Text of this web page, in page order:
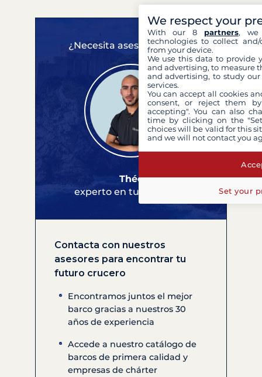
¿Necesita asesoramiento?
Théo
experto en tus cruceros
Contacta con nuestros
asesores para encontrar tu
futuro crucero
Encontramos juntos el mejor
barco gracias a nuestros 30
años de experiencia
Accede a nuestro catálogo de
barcos de primera calidad y
empresas de chárter
We respect your
With our 8 partners, we
technologies to collect
from your device.
We use this data to provide
and advertising, to measure
and advertising, to study
services.
You can accept all cookies
consent, or reject them
accepting". You can also
time by clicking on the
choices will be valid for this
and we will not contact you
Set your